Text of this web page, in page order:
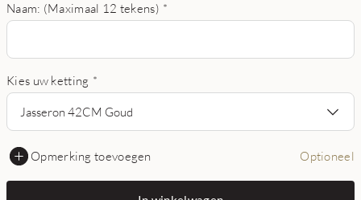
Naam: (Maximaal 12 tekens) *
Kies uw ketting *
Jasseron 42CM Goud
Opmerking toevoegen Optioneel